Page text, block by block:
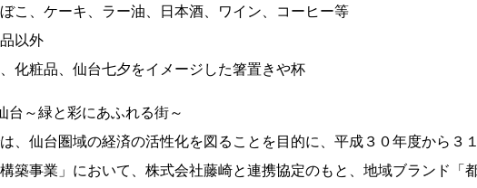
ケーキ、ラー油、日本酒、ワイン、コーヒー等
以外
品、仙台七夕をイメージした箸置きや杯
台～緑と彩にあふれる街～
、仙台圏域の経済の活性化を図ることを目的に、平成３０年度から３
築事業」において、株式会社藤崎と連携協定のもと、地域ブランド「